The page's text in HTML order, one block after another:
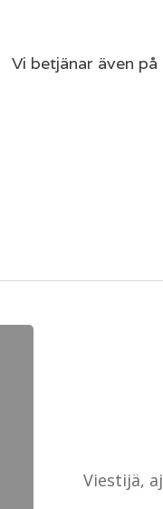
Vi betjänar även på
Viestijä,